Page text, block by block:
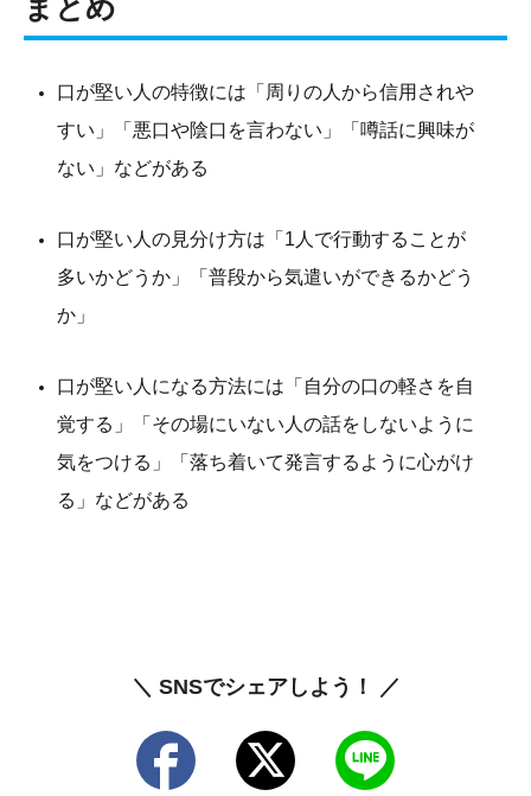
口が堅い人の特徴には「周りの人から信用されや
すい」「悪口や陰口を言わない」「噂話に興味が
ない」などがある
口が堅い人の見分け方は「1人で行動することが
多いかどうか」「普段から気遣いができるかどう
か」
口が堅い人になる方法には「自分の口の軽さを自
覚する」「その場にいない人の話をしないように
気をつける」「落ち着いて発言するように心がけ
る」などがある
＼ SNSでシェアしよう！ ／